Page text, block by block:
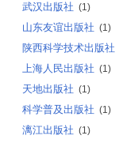
武汉出版社 (1)
山东友谊出版社 (1)
陕西科学技术出版社
上海人民出版社 (1)
天地出版社 (1)
科学普及出版社 (1)
漓江出版社 (1)